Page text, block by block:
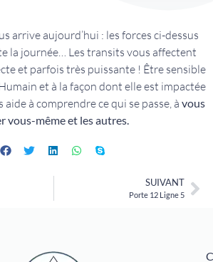
arrive aujourd’hui : les forces ci-dessus
la journée… Les transits vous affectent
et parfois très puissante ! Être sensible
et à la façon dont elle est impactée
à comprendre ce qui se passe, à vous
vous-même et les autres.
SUIVANT
Porte 12 Ligne 5